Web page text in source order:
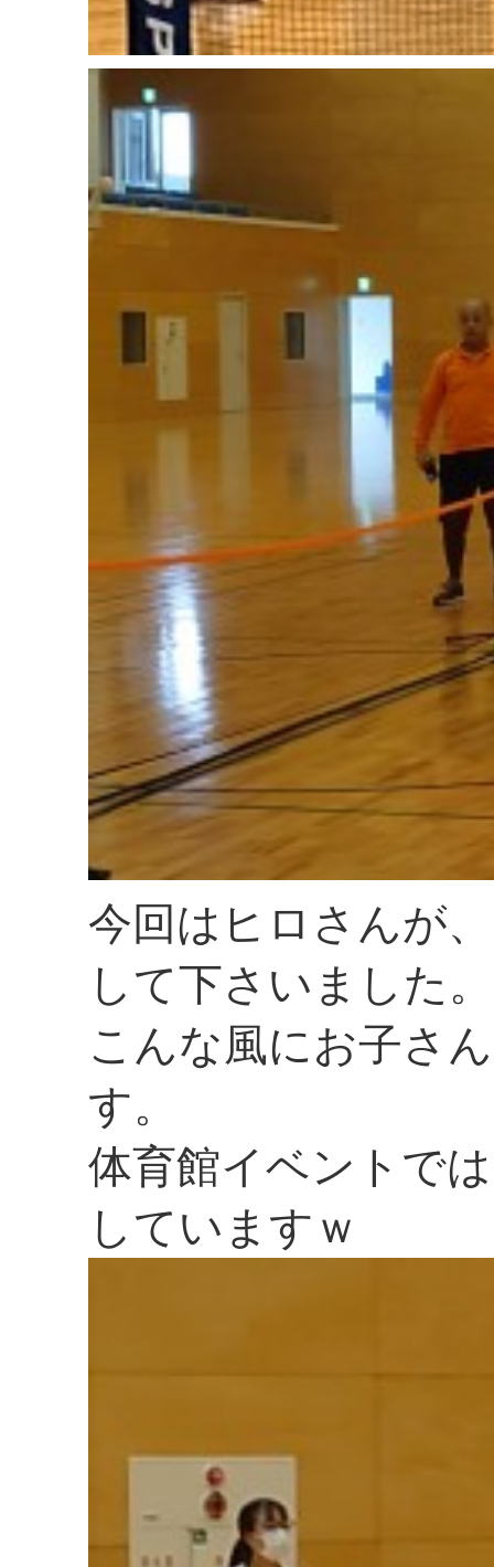
今回はヒロさんが
して下さいました。
こんな風にお子さ
す。
体育館イベントで
していますｗ